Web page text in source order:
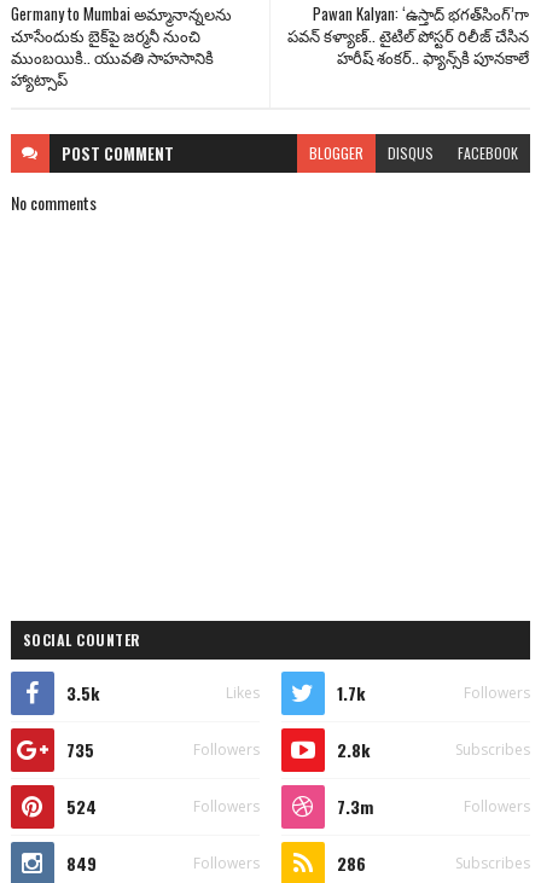
Pawan Kalyan: ‘ఉస్తాద్ భగత్‌సింగ్‌’గా
ప‌వ‌న్ క‌ళ్యాణ్‌.. టైటిల్ పోస్ట‌ర్ రిలీజ్ చేసిన
హ‌రీష్ శంక‌ర్‌.. ఫ్యాన్స్‌కి పూన‌కాలే
Germany to Mumbai అమ్మానాన్నలను
చూసేందుకు బైక్‌పై జర్మనీ నుంచి
ముంబయికి.. యువతి సాహసానికి
హ్యాట్సాప్
POST COMMENT BLOGGER DISQUS FACEBOOK
No comments
SOCIAL COUNTER
3.5k Likes 1.7k Followers
735 Followers 2.8k Subscribes
524 Followers 7.3m Followers
849 Followers 286 Subscribes